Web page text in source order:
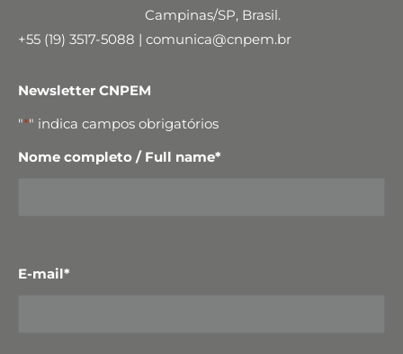
Campinas/SP, Brasil.
+55 (19) 3517-5088 | comunica@cnpem.br
Newsletter CNPEM
"*" indica campos obrigatórios
Nome completo / Full name*
E-mail*